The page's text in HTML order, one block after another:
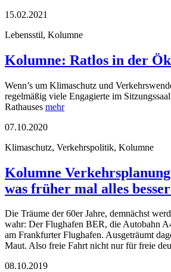
15.02.2021
Lebensstil, Kolumne
Kolumne: Ratlos in der
Wenn’s um Klimaschutz und
regelmäßig viele Engagierte im
Rathauses mehr
07.10.2020
Klimaschutz, Verkehrspolitik, Kolumne
Kolumne
was früher mal alles
Die Träume der 60er Jahre, demnächst
wahr: Der Flughafen BER, die Autobahn
am Frankfurter Flughafen. Ausgeträumt
Maut. Also freie Fahrt nicht nur für freie
08.10.2019